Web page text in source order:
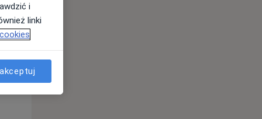
Pon,
10 Sie
i
linki